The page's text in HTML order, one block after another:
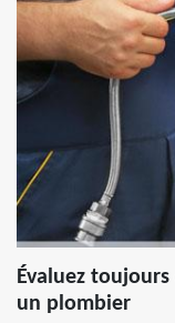
Évaluez
un plombier